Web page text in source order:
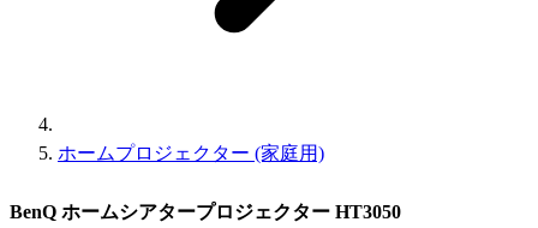
ホームプロジェクター (家庭用)
BenQ ホームシアタープロジェクター HT3050